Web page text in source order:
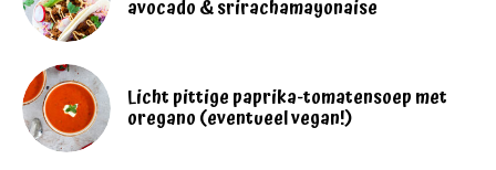
avocado & srirachamayonaise
Licht pittige paprika-tomatensoep met
oregano (eventueel vegan!)